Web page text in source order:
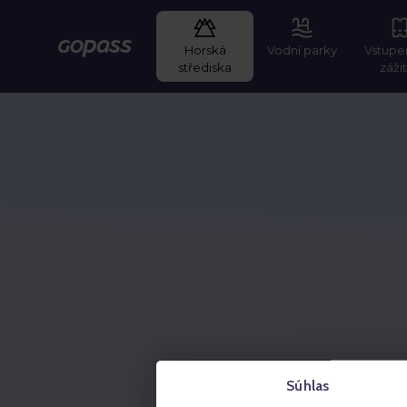
Súhlas
GOPASS
Horská
střediska
Vodní parky